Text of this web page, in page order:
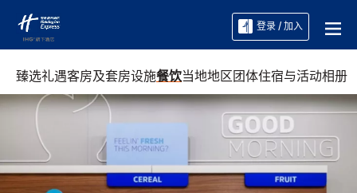
登录 / 加入
臻选礼遇客房及套房设施餐饮当地地区团体住宿与活动相册